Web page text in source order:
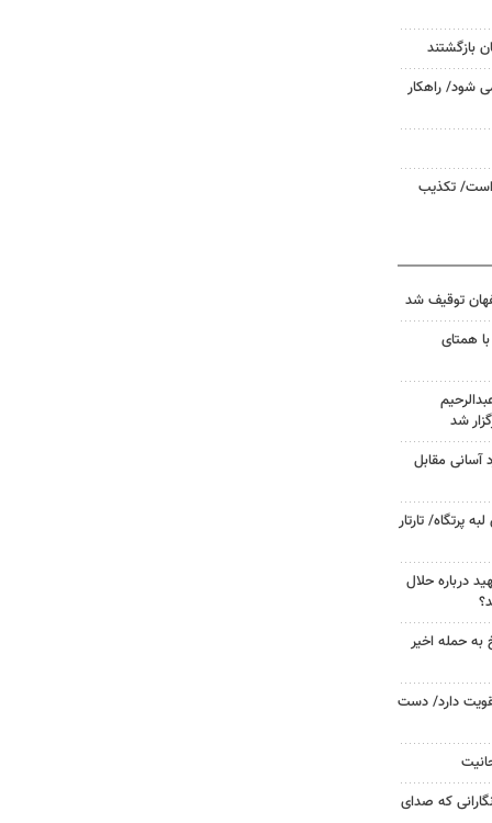
شود/ راهکار
است/ تکذیب
همتای
شد
آسانی مقابل
پرتگاه/ تارتار
درباره حلال
به حمله اخیر
دارد/ دست
که صدای